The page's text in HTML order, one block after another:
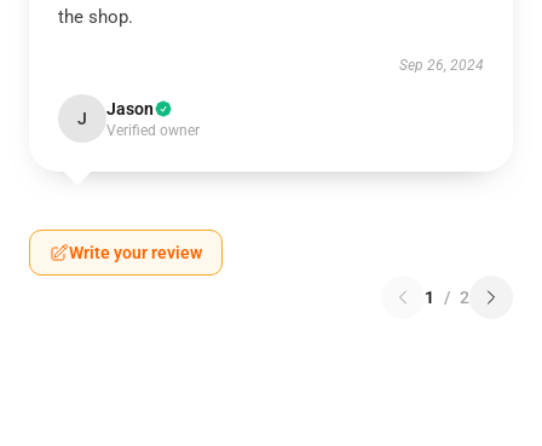
the shop.
Sep 26, 2024
J Jason
Verified owner
Write your review
1 / 2